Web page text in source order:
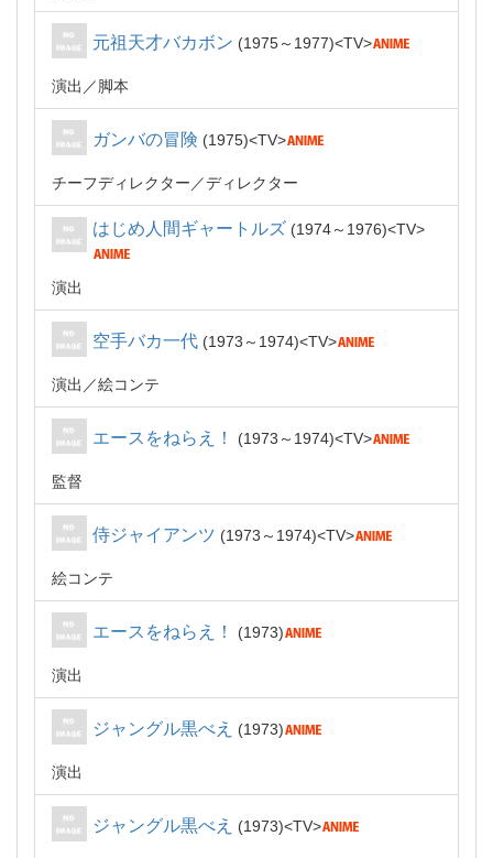
元祖天才バカボン 1975～1977 TV
演出 脚本
ガンバの冒険 1975 TV
チーフディレクター ディレクター
はじめ人間ギャートルズ 1974～1976 TV
演出
空手バカ一代 1973～1974 TV
演出 絵コンテ
エースをねらえ！ 1973～1974 TV
監督
侍ジャイアンツ 1973～1974 TV
絵コンテ
エースをねらえ！ 1973
演出
ジャングル黒べえ 1973
演出
ジャングル黒べえ 1973 TV